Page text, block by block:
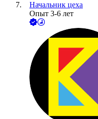
Начальник цеха
Опыт 3-6 лет